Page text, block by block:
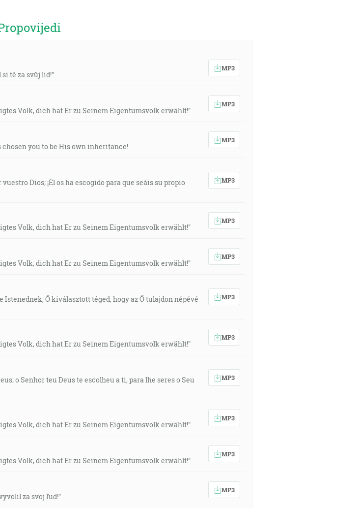
tě za svůj lid!"
MP3
Volk, dich hat Er zu Seinem Eigentumsvolk erwählt!"
MP3
chosen you to be His own inheritance!
MP3
Dios; ¡Él os ha escogido para que seáis su propio
MP3
Volk, dich hat Er zu Seinem Eigentumsvolk erwählt!"
MP3
Volk, dich hat Er zu Seinem Eigentumsvolk erwählt!"
MP3
Istenednek, Ő kiválasztott téged, hogy az Ő tulajdon népévé
MP3
Volk, dich hat Er zu Seinem Eigentumsvolk erwählt!"
MP3
o Senhor teu Deus te escolheu a ti, para lhe seres o Seu
MP3
Volk, dich hat Er zu Seinem Eigentumsvolk erwählt!"
MP3
Volk, dich hat Er zu Seinem Eigentumsvolk erwählt!"
MP3
za svoj ľud!"
MP3